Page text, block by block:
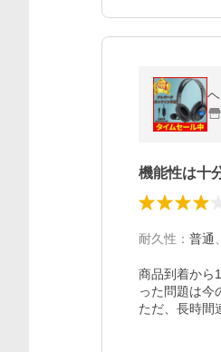
機能性は十
耐久性 ： 普通
商品到着から
った問題は今
ただ、長時間